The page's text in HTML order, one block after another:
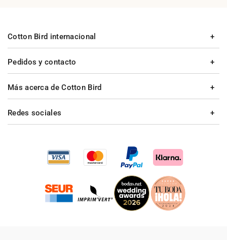
Pedidos y contacto
Más acerca de Cotton Bird
Cotton Bird internacional
Redes sociales